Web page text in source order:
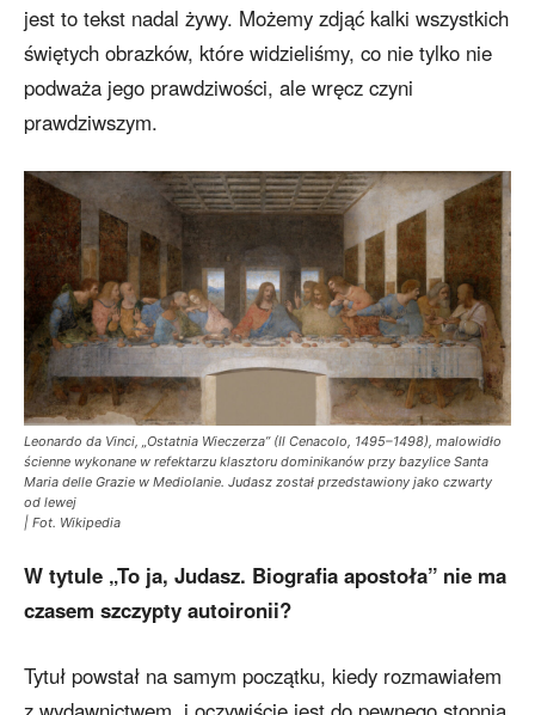
jest to tekst nadal żywy. Możemy zdjąć kalki wszystkich
świętych obrazków, które widzieliśmy, co nie tylko nie
podważa jego prawdziwości, ale wręcz czyni
prawdziwszym.
Leonardo da Vinci, „Ostatnia Wieczerza” (Il Cenacolo, 1495–1498), malowidło
ścienne wykonane w refektarzu klasztoru dominikanów przy bazylice Santa
Maria delle Grazie w Mediolanie. Judasz został przedstawiony jako czwarty
od lewej
| Fot. Wikipedia
W tytule „To ja, Judasz. Biografia apostoła” nie ma
czasem szczypty autoironii?
Tytuł powstał na samym początku, kiedy rozmawiałem